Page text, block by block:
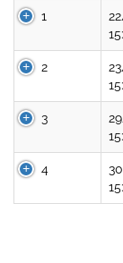
1
2
3
4